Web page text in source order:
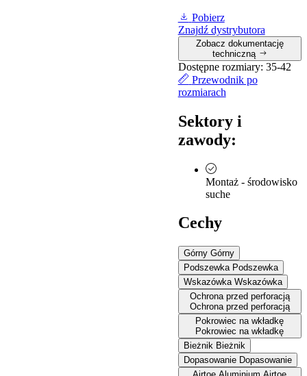
0,36
Pobierz
Znajdź dystrybutora
Zobacz dokumentację
techniczną
Dostępne rozmiary: 35-42
Przewodnik po
rozmiarach
Sektory i
zawody:
Montaż - środowisko
suche
Cechy
Górny Górny
Podszewka Podszewka
Wskazówka Wskazówka
Ochrona przed perforacją
Ochrona przed perforacją
Pokrowiec na wkładkę
Pokrowiec na wkładkę
Bieżnik Bieżnik
Dopasowanie Dopasowanie